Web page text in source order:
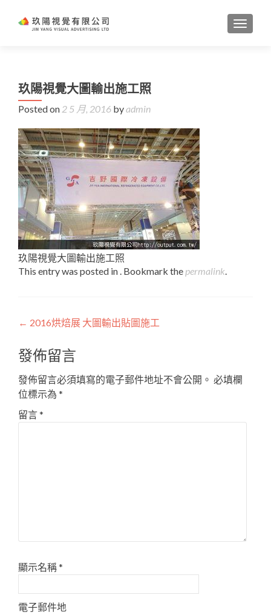
玖陽視覺大圖輸出施工照
Posted on 2 5 月, 2016 byadmin
玖陽視覺大圖輸出施工照
This entry was posted in . Bookmark the permalink.
Post
navigation
← 2016烘焙展 大圖輸出貼圖施工
發佈留言
發佈留言必須填寫的電子郵件地址不會公開。 必填欄
位標示為 *
留言*
顯示名稱*
電子郵件地